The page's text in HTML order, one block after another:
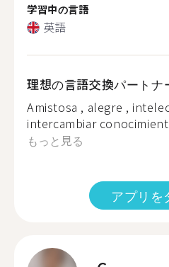
学習中の言語
英語
理想の言語交換パートナ
Amistosa , alegre ,
intercambiar
もっと見る
アプリを